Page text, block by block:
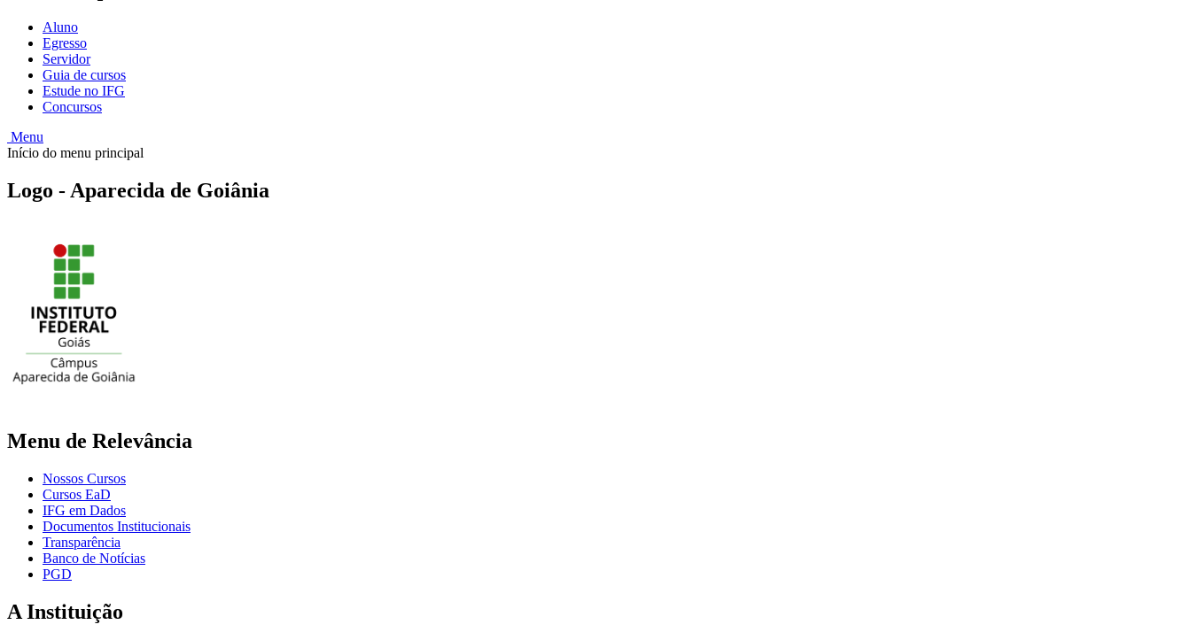
Aluno
Egresso
Servidor
Guia de cursos
Estude no IFG
Concursos
Menu
Início do menu principal
Logo - Aparecida de Goiânia
Menu de Relevância
Nossos Cursos
Cursos EaD
IFG em Dados
Documentos Institucionais
Transparência
Banco de Notícias
PGD
A Instituição